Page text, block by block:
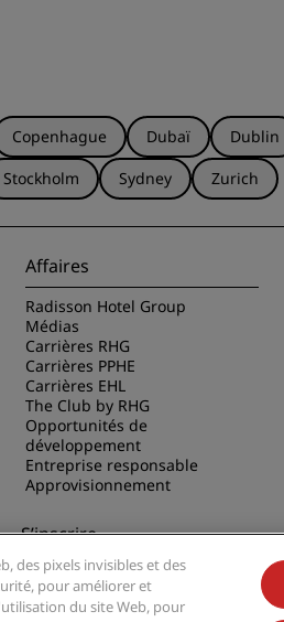
Copenhague Dubaï Dublin
Stockholm Sydney Zurich
Affaires
Radisson Hotel Group
Médias
Carrières RHG
Carrières PPHE
Carrières EHL
The Club by RHG
Opportunités de
développement
Entreprise responsable
Approvisionnement
S’inscrire
Ne manquez aucune de nos
offres les plus populaires
des pixels invisibles et des
pour améliorer et
du site Web, pour